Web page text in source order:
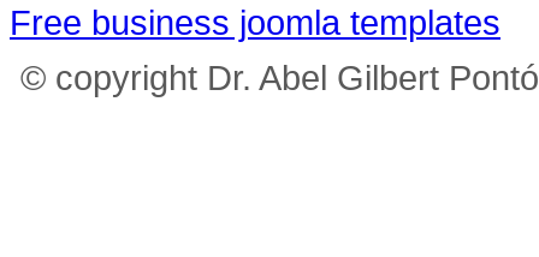
Free business joomla templates
© copyright Dr. Abel Gilbert